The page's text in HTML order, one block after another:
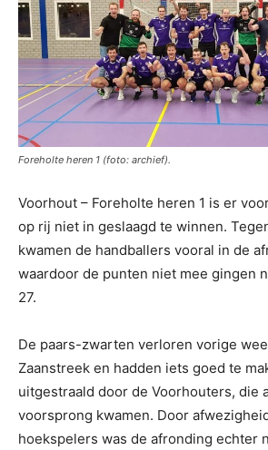
Foreholte heren 1 (foto: archief).
Voorhout – Foreholte heren 1 is er
op rij niet in geslaagd te winnen.
kwamen de handballers vooral in de
waardoor de punten niet mee gingen
27.
De paars-zwarten verloren vorige
Zaanstreek en hadden iets goed te
uitgestraald door de Voorhouters, die
voorsprong kwamen. Door
hoekspelers was de afronding echter